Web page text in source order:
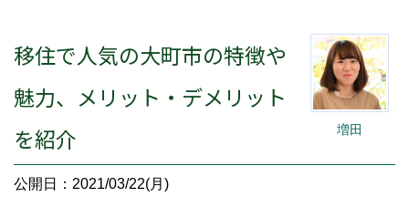
増田
移住で人気の大町市の特徴や
魅力、メリット・デメリット
を紹介
公開日：2021/03/22(月)